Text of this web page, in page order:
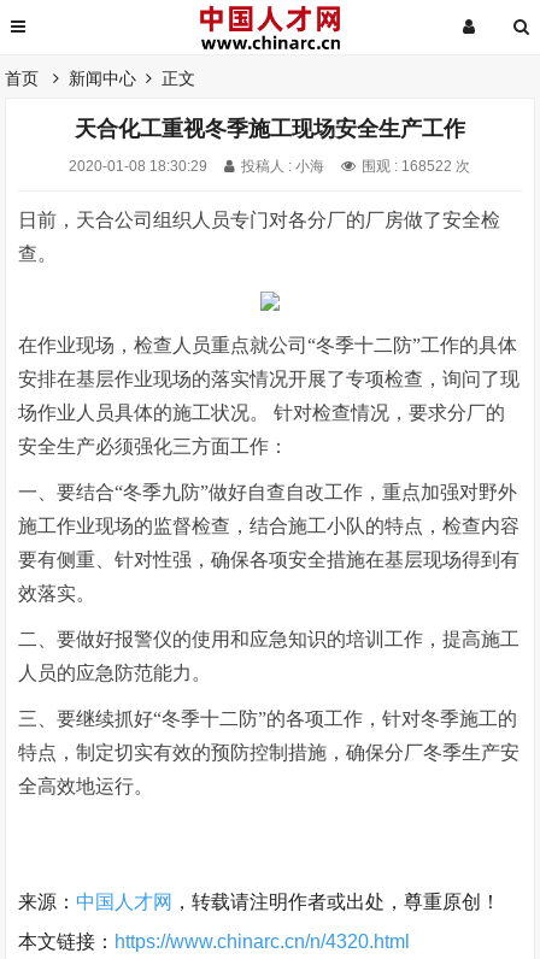
首页 新闻中心 正文
天合化工重视冬季施工现场安全生产工作
2020-01-08 18:30:29 投稿人 : 小海 围观 : 168522 次
日前，天合公司组织人员专门对各分厂的厂房做了安全检
查。
在作业现场，检查人员重点就公司“冬季十二防”工作的具体
安排在基层作业现场的落实情况开展了专项检查，询问了现
场作业人员具体的施工状况。 针对检查情况，要求分厂的
安全生产必须强化三方面工作：
一、要结合“冬季九防”做好自查自改工作，重点加强对野外
施工作业现场的监督检查，结合施工小队的特点，检查内容
要有侧重、针对性强，确保各项安全措施在基层现场得到有
效落实。
二、要做好报警仪的使用和应急知识的培训工作，提高施工
人员的应急防范能力。
三、要继续抓好“冬季十二防”的各项工作，针对冬季施工的
特点，制定切实有效的预防控制措施，确保分厂冬季生产安
全高效地运行。
来源： 中国人才网 ，转载请注明作者或出处，尊重原创！
本文链接： https://www.chinarc.cn/n/4320.html